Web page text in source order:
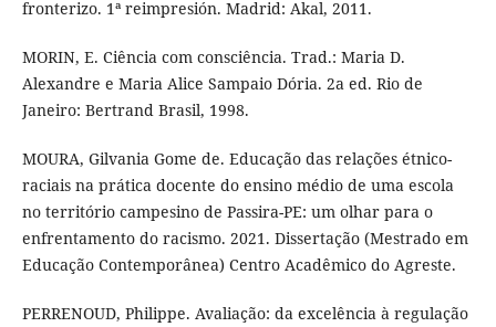
fronterizo. 1ª reimpresión. Madrid: Akal, 2011.
MORIN, E. Ciência com consciência. Trad.: Maria D.
Alexandre e Maria Alice Sampaio Dória. 2a ed. Rio de
Janeiro: Bertrand Brasil, 1998.
MOURA, Gilvania Gome de. Educação das relações étnico-
raciais na prática docente do ensino médio de uma escola
no território campesino de Passira-PE: um olhar para o
enfrentamento do racismo. 2021. Dissertação (Mestrado em
Educação Contemporânea) Centro Acadêmico do Agreste.
PERRENOUD, Philippe. Avaliação: da excelência à regulação